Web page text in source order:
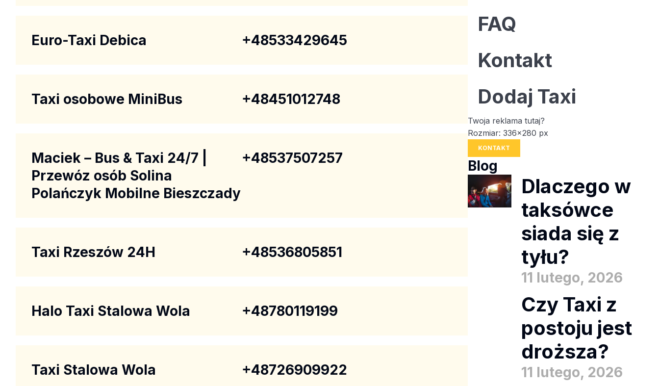
Euro-Taxi Debica +48533429645
Taxi osobowe MiniBus +48451012748
Maciek – Bus & Taxi 24/7 |
Przewóz osób Solina
Polańczyk Mobilne Bieszczady
+48537507257
Taxi Rzeszów 24H +48536805851
Halo Taxi Stalowa Wola +48780119199
Taxi Stalowa Wola +48726909922
FAQ
Kontakt
Dodaj Taxi
Twoja reklama tutaj?
Rozmiar: 336x280 px
KONTAKT
Blog
Dlaczego w
taksówce
siada się z
tyłu?
11 lutego, 2026
Czy Taxi z
postoju jest
droższa?
11 lutego, 2026